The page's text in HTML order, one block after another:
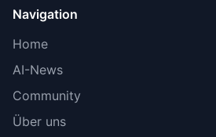
Navigation
Home
AI-News
Community
Über uns